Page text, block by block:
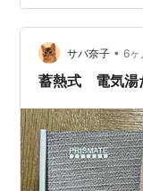
「温度の魔法」
ー」🔍 湯たんぽ
団に入る「少し
せ続けない 👣 ③
サバ奈子 • 6ヶ
蓄熱式 電気湯